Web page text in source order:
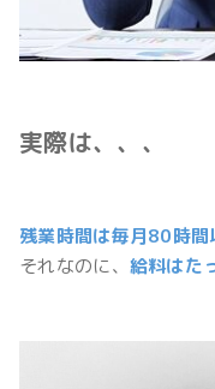
実際は、、、
残業時間は毎月80時
それなのに、 給料はた